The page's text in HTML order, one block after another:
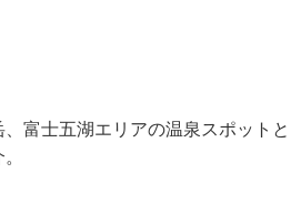
富士五湖エリアの温泉スポットと